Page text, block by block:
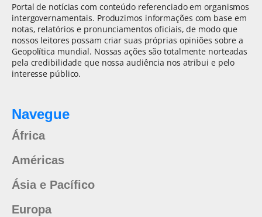
Portal de notícias com conteúdo referenciado em organismos
intergovernamentais. Produzimos informações com base em
notas, relatórios e pronunciamentos oficiais, de modo que
nossos leitores possam criar suas próprias opiniões sobre a
Geopolítica mundial. Nossas ações são totalmente norteadas
pela credibilidade que nossa audiência nos atribui e pelo
interesse público.
Navegue
África
Américas
Ásia e Pacífico
Europa